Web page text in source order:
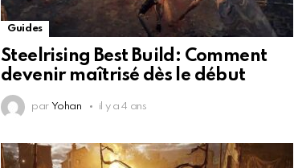
Guides
Steelrising Best Build: Comment
devenir maîtrisé dès le début
par Yohan il y a 4 ans